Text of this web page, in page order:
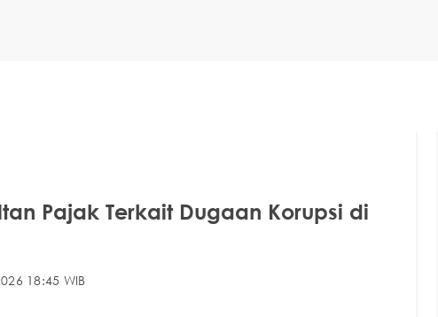
Pajak Terkait Dugaan Korupsi di
18:45 WIB